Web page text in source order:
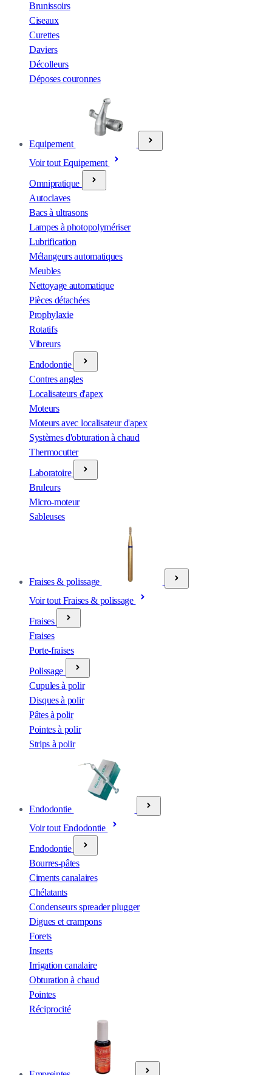
Brunissoirs
Ciseaux
Curettes
Daviers
Décolleurs
Déposes couronnes
Equipement
Voir tout Equipement
Omnipratique
Autoclaves
Bacs à ultrasons
Lampes à photopolymériser
Lubrification
Mélangeurs automatiques
Meubles
Nettoyage automatique
Pièces détachées
Prophylaxie
Rotatifs
Vibreurs
Endodontie
Contres angles
Localisateurs d'apex
Moteurs
Moteurs avec localisateur d'apex
Systèmes d'obturation à chaud
Thermocutter
Laboratoire
Bruleurs
Micro-moteur
Sableuses
Fraises & polissage
Voir tout Fraises & polissage
Fraises
Fraises
Porte-fraises
Polissage
Cupules à polir
Disques à polir
Pâtes à polir
Pointes à polir
Strips à polir
Endodontie
Voir tout Endodontie
Endodontie
Bourres-pâtes
Ciments canalaires
Chélatants
Condenseurs spreader plugger
Digues et crampons
Forets
Inserts
Irrigation canalaire
Obturation à chaud
Pointes
Réciprocité